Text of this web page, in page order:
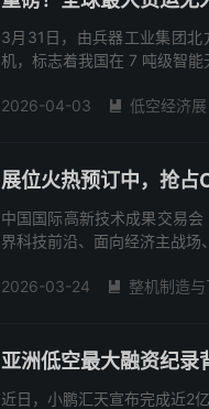
3月31日，由兵器工业集团
机，标志着我国在 7 吨级智
2026-04-03  低空经济展
展位火热预订中，抢占
中国国际高新技术成果交易
界科技前沿、面向经济主战
2026-03-24  整机制造
亚洲低空最大融资纪录
近日，小鹏汇天宣布完成近2